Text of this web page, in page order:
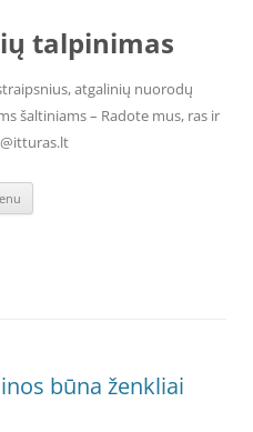
talpinimas
atgalinių nuorodų
šaltiniams – Radote mus, ras ir
būna ženkliai